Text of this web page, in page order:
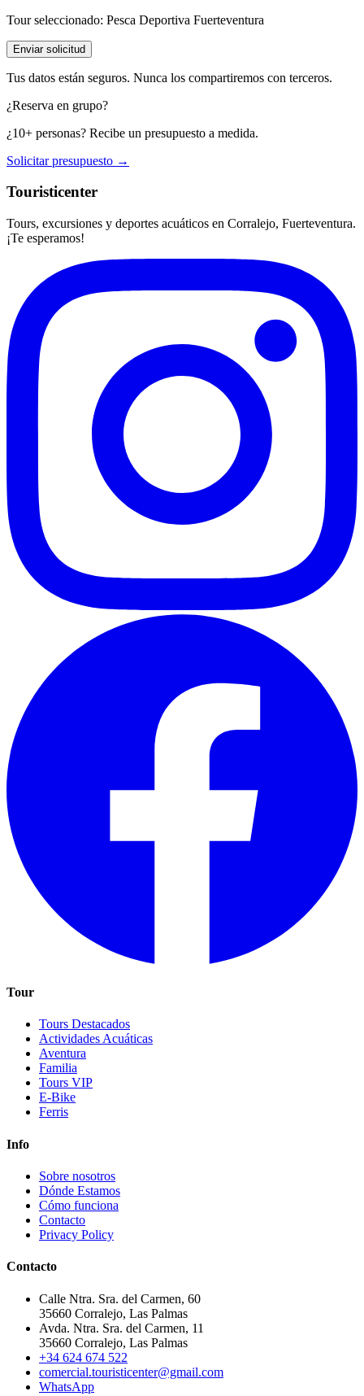
Tour seleccionado: Pesca Deportiva Fuerteventura
Enviar solicitud
Tus datos están seguros. Nunca los compartiremos con terceros.
¿Reserva en grupo?
¿10+ personas? Recibe un presupuesto a medida.
Solicitar presupuesto →
Touristicenter
Tours, excursiones y deportes acuáticos en Corralejo, Fuerteventura.
¡Te esperamos!
Tour
Tours Destacados
Actividades Acuáticas
Aventura
Familia
Tours VIP
E-Bike
Ferris
Info
Sobre nosotros
Dónde Estamos
Cómo funciona
Contacto
Privacy Policy
Contacto
Calle Ntra. Sra. del Carmen, 60
35660 Corralejo, Las Palmas
Avda. Ntra. Sra. del Carmen, 11
35660 Corralejo, Las Palmas
+34 624 674 522
comercial.touristicenter@gmail.com
WhatsApp